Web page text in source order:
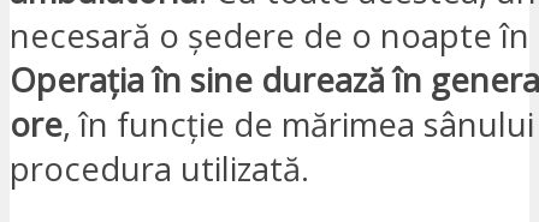
necesară o ședere de o noapte
Operația în sine durează în
ore, în funcție de mărimea
procedura utilizată.